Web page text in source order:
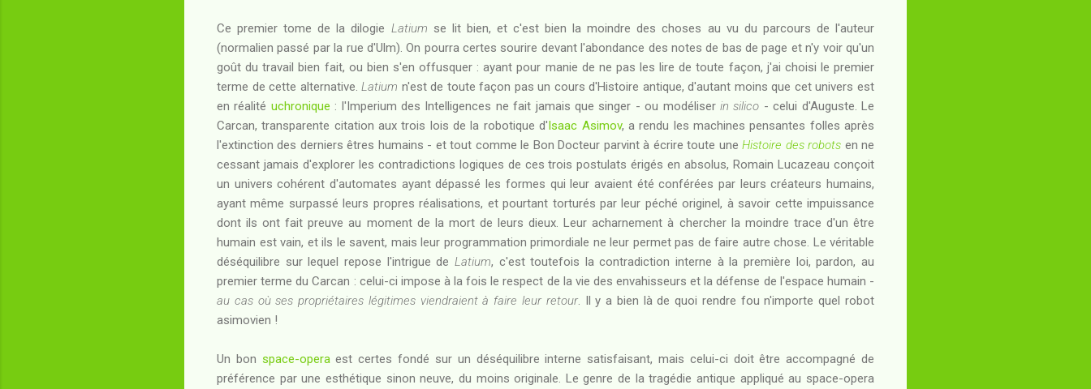
Ce premier tome de la dilogie Latium se lit bien, et c'est bien la moindre des choses au vu du parcours de l'auteur
(normalien passé par la rue d'Ulm). On pourra certes sourire devant l'abondance des notes de bas de page et n'y voir qu'un
goût du travail bien fait, ou bien s'en offusquer : ayant pour manie de ne pas les lire de toute façon, j'ai choisi le premier
terme de cette alternative.Latium n'est de toute façon pas un cours d'Histoire antique, d'autant moins que cet univers est
en réalité uchronique : l'Imperium des Intelligences ne fait jamais que singer - ou modéliserin silico - celui d'Auguste. Le
Carcan, transparente citation aux trois lois de la robotique d'Isaac Asimov, a rendu les machines pensantes folles après
l'extinction des derniers êtres humains - et tout comme le Bon Docteur parvint à écrire toute uneHistoire des robots en ne
cessant jamais d'explorer les contradictions logiques de ces trois postulats érigés en absolus, Romain Lucazeau conçoit
un univers cohérent d'automates ayant dépassé les formes qui leur avaient été conférées par leurs créateurs humains,
ayant même surpassé leurs propres réalisations, et pourtant torturés par leur péché originel, à savoir cette impuissance
dont ils ont fait preuve au moment de la mort de leurs dieux. Leur acharnement à chercher la moindre trace d'un être
humain est vain, et ils le savent, mais leur programmation primordiale ne leur permet pas de faire autre chose. Le véritable
déséquilibre sur lequel repose l'intrigue de Latium, c'est toutefois la contradiction interne à la première loi, pardon, au
premier terme du Carcan : celui-ci impose à la fois le respect de la vie des envahisseurs et la défense de l'espace humain -
au cas où ses propriétaires légitimes viendraient à faire leur retour. Il y a bien là de quoi rendre fou n'importe quel robot
asimovien !
Un bon space-operaest certes fondé sur un déséquilibre interne satisfaisant, mais celui-ci doit être accompagné de
préférence par une esthétique sinon neuve, du moins originale. Le genre de la tragédie antique appliqué au space-opera